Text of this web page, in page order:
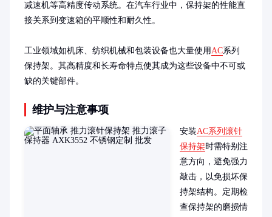
减速机等高精度传动系统。在汽车行业中，保持架的性能直
接关系到变速箱的平顺性和耐久性。
工业领域如机床、纺织机械和包装设备也大量使用AC系列
保持架。其高精度和长寿命特点使其成为这些设备中不可或
缺的关键部件。
维护与注意事项
安装AC系列滚针
保持架时需特别注
意方向，避免强力
敲击，以免损坏保
持架结构。定期检
查保持架的磨损情